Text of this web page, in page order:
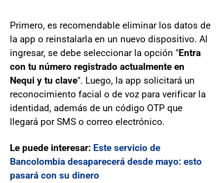
Primero, es recomendable eliminar los datos de
la app o reinstalarla en un nuevo dispositivo. Al
ingresar, se debe seleccionar la opción "Entra
con tu número registrado actualmente en
Nequi y tu clave". Luego, la app solicitará un
reconocimiento facial o de voz para verificar la
identidad, además de un código OTP que
llegará por SMS o correo electrónico.
Le puede interesar: Este servicio de
Bancolombia desaparecerá desde mayo: esto
pasará con su dinero